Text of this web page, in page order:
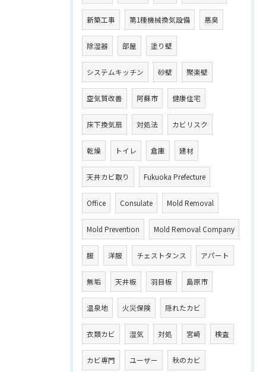
新築工事 第1種機械換気設備 悪臭
除湿器 部屋 塗り壁
システムキッチン 砂壁 聚楽壁
空気質改善 阿蘇市 健康住宅
床下換気扇 対処法 カビリスク
乾燥 トイレ 倉庫 建材
天井カビ取り Fukuoka Prefecture
Office Consulate Mold Removal
Mold Prevention Mold Removal Company
服 洋服 チェストタンス アパート
無垢 天井板 羽目板 島原市
温泉地 火災保険 隠れたカビ
衣類カビ 湿気 対処 宮崎 検査
カビ専門 ユーザー 秋のカビ